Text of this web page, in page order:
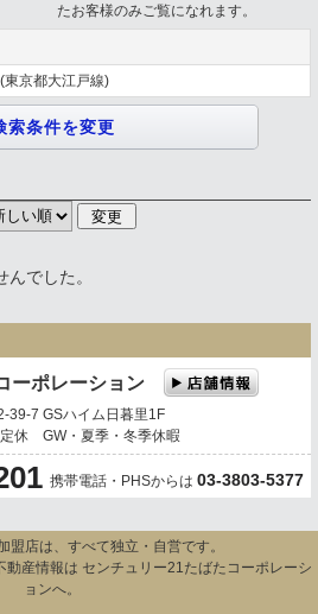
たお客様のみご覧になれます。
東京都大江戸線)
でした。
ーポレーション
39-7 GSハイム日暮里1F
休 GW・夏季・冬季休暇
携帯電話・PHSからは 03-3803-5377
盟店は、すべて独立・自営です。
産情報は センチュリー21たばたコーポレーシ
ョンへ。